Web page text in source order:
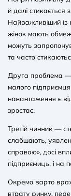
й далі стикається
Найважливіший
жінок мають
можуть
та часто
Друга проблема —
малого
навантаження є
зростає.
Третій чинник —
слабшають,
справою», досі
підприємиць, і на
Окремо варто
втрату ринку,